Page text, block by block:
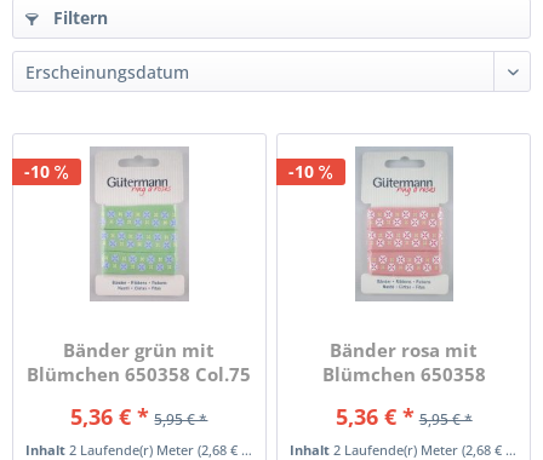
Filtern
-10
Bänder grün mit
Blümchen 650358 Col.75
5,36 € * 5,95 € *
Inhalt 2 Laufende(r) Meter(2,68 € * / 1 Laufende(r) Meter)
-10
Bänder rosa mit
Blümchen 650358
5,36 € * 5,95 € *
Inhalt 2 Laufende(r) Meter(2,68 € * / 1 Laufende(r) Meter)